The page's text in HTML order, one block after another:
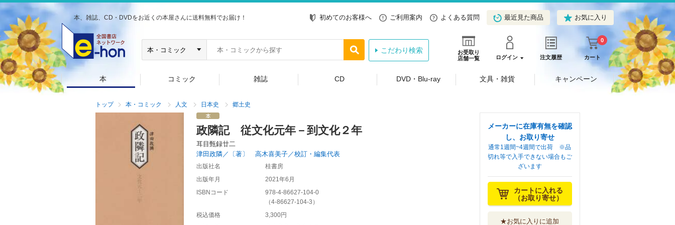
本、雑誌、CD・DVDをお近くの本屋さんに送料無料でお届け！ 初めてのお客様へ ご利用案内 よくある質問 最近見た商品 お気に入り
お受取り
店舗一覧
ログイン 注文履歴 カート
0
こだわり検索
本 コミック 雑誌 CD DVD・Blu-ray 文具・雑貨 キャンペーン
トップ 本・コミック 人文 日本史 郷土史
政隣記 従文化元年－到文化２年
耳目甄録廿二
津田政隣／〔著〕 高木喜美子／校訂・編集代表
出版社名
桂書房
出版年月
2021年6月
ISBNコード
978-4-86627-104-0
（4-86627-104-3 ）
税込価格
3,300円
メーカーに在庫有無を確認
し、お取り寄せ
通常1週間~4週間で出荷 ※品
切れ等で入手できない場合もご
ざいます
カートに入れる
（お取り寄せ）
★お気に入りに追加